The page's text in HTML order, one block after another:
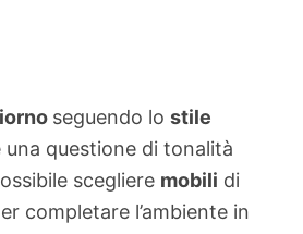
seguendo lo stile
una questione di tonalità
scegliere mobili di
completare l’ambiente in